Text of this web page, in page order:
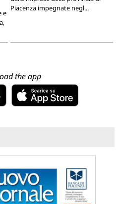
e
Piacenza impegnate negl...
the app